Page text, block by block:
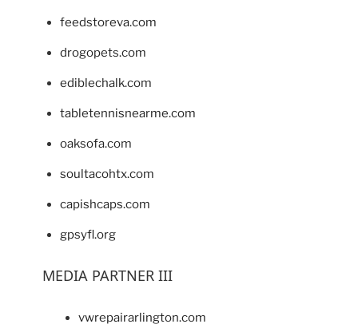
feedstoreva.com
drogopets.com
ediblechalk.com
tabletennisnearme.com
oaksofa.com
soultacohtx.com
capishcaps.com
gpsyfl.org
MEDIA PARTNER III
vwrepairarlington.com